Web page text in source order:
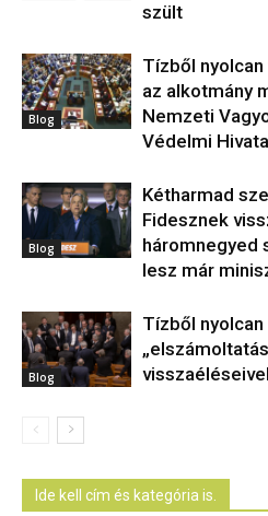
szült
Blog
Tízből
az alkotmány
Nemzeti
Védelmi
Blog
Kétharmad
Fidesznek
háromnegyed
lesz már
Blog
Tízből nyolcan
Ide kell cím és kategória is.